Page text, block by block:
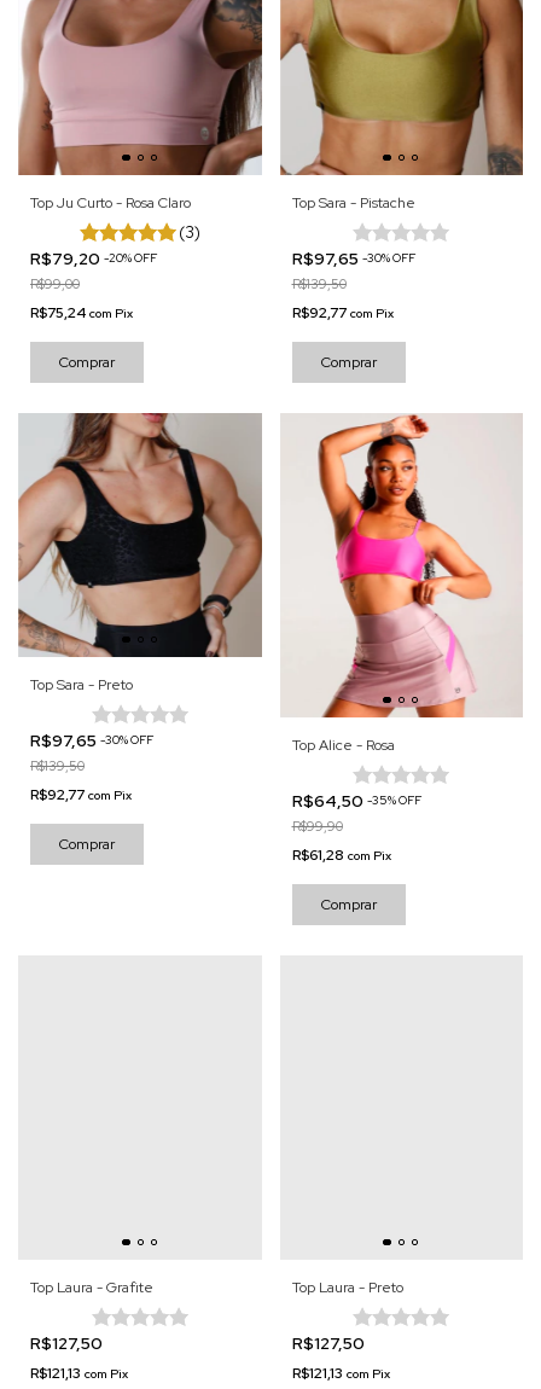
Top Ju Curto - Rosa Claro
(3)
R$79,20 -20%OFF
R$99,00
R$75,24 com Pix
Comprar
Top Sara - Pistache
R$97,65 -30%OFF
R$139,50
R$92,77 com Pix
Comprar
Top Sara - Preto
R$97,65 -30%OFF
R$139,50
R$92,77 com Pix
Comprar
Top Alice - Rosa
R$64,50 -35%OFF
R$99,90
R$61,28 com Pix
Comprar
Top Laura - Grafite
R$127,50
R$121,13 com Pix
Top Laura - Preto
R$127,50
R$121,13 com Pix